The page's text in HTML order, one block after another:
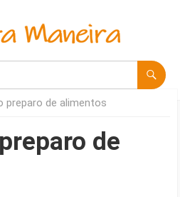
preparo de alimentos
de